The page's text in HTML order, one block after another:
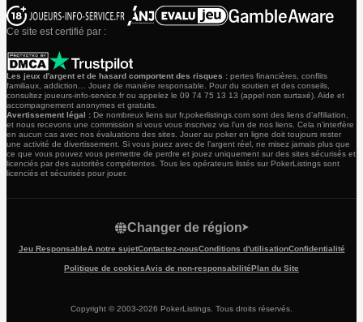
Ce site est certifié par :
Les jeux d'argent et de hasard comportent des risques : pertes financières, conflits
familiaux, addiction… Jouez de manière responsable. Pour du soutien et des conseils,
consultez joueurs-info-service.fr ou appelez le 09 74 75 13 13 (appel non surtaxé). Aide et
accompagnement anonymes et gratuits.
Avertissement légal : De nombreux liens sur fr.pokerlistings.com sont des liens d’affiliation,
et nous recevons une commission si vous vous inscrivez via l’un de nos liens. Cela n’interfère
en aucun cas avec nos évaluations des sites. Jouer au poker en ligne doit toujours rester
une activité de divertissement. Si vous jouez avec de l’argent réel, ne misez jamais plus que
ce que vous pouvez vous permettre de perdre et jouez uniquement sur des sites sécurisés et
licenciés par des autorités compétentes. Tous les opérateurs listés sur PokerListings sont
licenciés et sécurisés pour jouer.
Jeu ResponsableA notre sujetContactez-nousConditions d'utilisationConfidentialité
Politique de cookiesAvis de non-responsabilitéPlan du Site
Changer de région
Copyright © 2003-2026 PokerListings. Tous droits réservés.